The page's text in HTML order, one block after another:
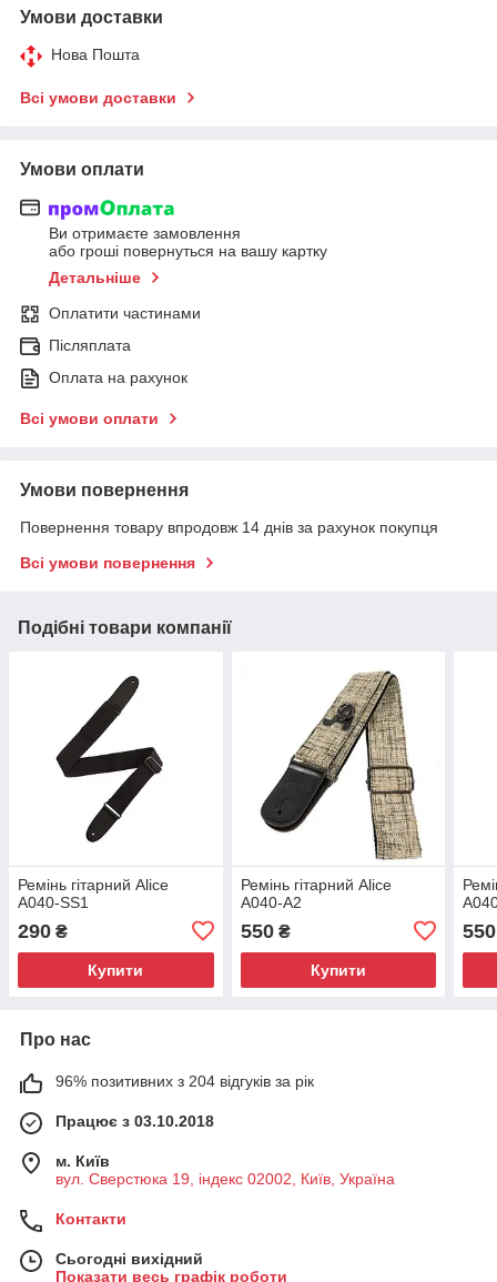
Умови доставки
Нова Пошта
Всі умови доставки
Умови оплати
Ви отримаєте замовлення
або гроші повернуться на вашу картку
Детальніше
Оплатити частинами
Післяплата
Оплата на рахунок
Всі умови оплати
Умови повернення
Повернення товару впродовж 14 днів за рахунок покупця
Всі умови повернення
Подібні товари компанії
Ремінь гітарний Alice
A040-SS1
290 ₴
Купити
Ремінь гітарний Alice
A040-A2
550₴
Купити
550
Про нас
96% позитивних з 204 відгуків за рік
Працює з 03.10.2018
м. Київ
вул. Сверстюка 19, індекс 02002, Київ, Україна
Контакти
Сьогодні вихідний
Показати весь графік роботи